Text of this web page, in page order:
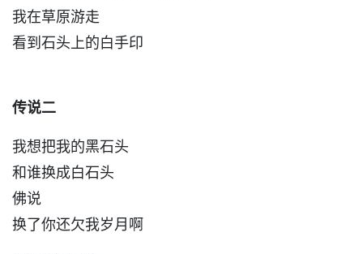
我在草原游走
看到石头上的白手印
传说二
我想把我的黑石头
和谁换成白石头
佛说
换了你还欠我岁月啊